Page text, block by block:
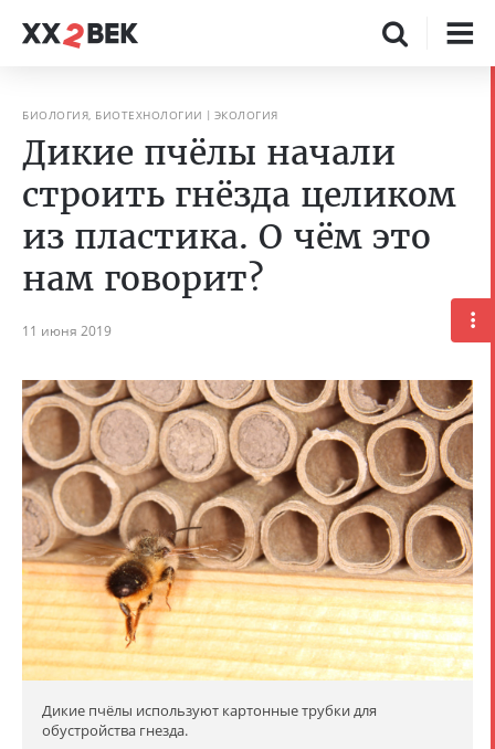
БИОЛОГИЯ, БИОТЕХНОЛОГИИ ЭКОЛОГИЯ
Дикие пчёлы начали
строить гнёзда целиком
из пластика. О чём это
нам говорит?
11 июня 2019
Дикие пчёлы используют картонные трубки для
обустройства гнезда.